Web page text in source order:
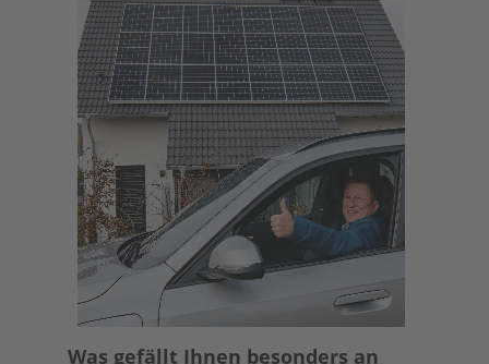
Was gefällt Ihnen besonders an